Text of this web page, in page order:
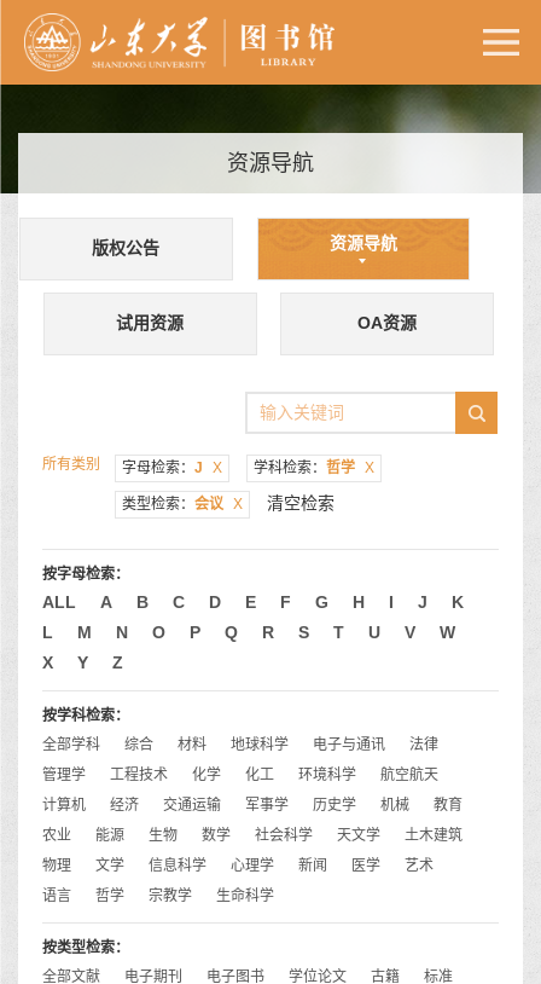
资源导航
版权公告 资源导航
试用资源 OA资源
所有类别 字母检索： J X 学科检索： 哲学 X
类型检索： 会议 X 清空检索
按字母检索：
ALL A B C D E F G H I J
K
L
M N O P Q R S T U V
W
X
Y Z
按学科检索：
全部学科
综合 材料 地球科学 电子与通讯
法律
管理学
工程技术 化学 化工 环境科学
航空航天
计算机
经济 交通运输 军事学 历史学 机械
教育
农业
能源 生物 数学 社会科学 天文学
土木建筑
物理
文学 信息科学 心理学 新闻 医学
艺术
语言
哲学 宗教学 生命科学
按类型检索：
全部文献
电子期刊 电子图书 学位论文 古籍
标准